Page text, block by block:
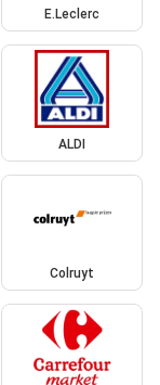
E.Leclerc
ALDI
Colruyt